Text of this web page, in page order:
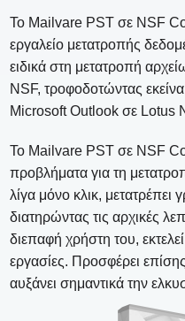
Το Mailvare PST σε NSF
εργαλείο μετατροπής
ειδικά στη μετατροπή
NSF, τροφοδοτώντας
Microsoft Outlook σε Lotus
Το Mailvare PST σε NSF
προβλήματα για τη
λίγα μόνο κλικ,
διατηρώντας τις αρχικές
διεπαφή χρήστη του,
εργασίες. Προσφέρει
αυξάνει σημαντικά την